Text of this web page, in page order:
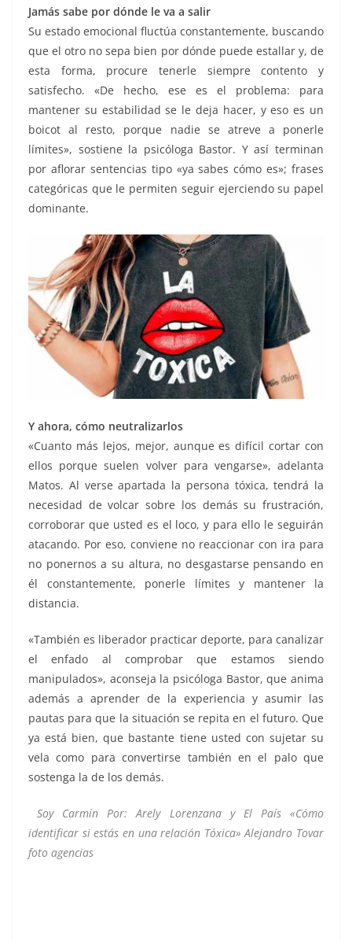
Jamás sabe por dónde le va a salir
Su estado emocional fluctúa constantemente, buscando
que el otro no sepa bien por dónde puede estallar y, de
esta forma, procure tenerle siempre contento y
satisfecho. «De hecho, ese es el problema: para
mantener su estabilidad se le deja hacer, y eso es un
boicot al resto, porque nadie se atreve a ponerle
límites», sostiene la psicóloga Bastor. Y así terminan
por aflorar sentencias tipo «ya sabes cómo es»; frases
categóricas que le permiten seguir ejerciendo su papel
dominante.
Y ahora, cómo neutralizarlos
«Cuanto más lejos, mejor, aunque es difícil cortar con
ellos porque suelen volver para vengarse», adelanta
Matos. Al verse apartada la persona tóxica, tendrá la
necesidad de volcar sobre los demás su frustración,
corroborar que usted es el loco, y para ello le seguirán
atacando. Por eso, conviene no reaccionar con ira para
no ponernos a su altura, no desgastarse pensando en
él constantemente, ponerle límites y mantener la
distancia.
«También es liberador practicar deporte, para canalizar
el enfado al comprobar que estamos siendo
manipulados», aconseja la psicóloga Bastor, que anima
además a aprender de la experiencia y asumir las
pautas para que la situación se repita en el futuro. Que
ya está bien, que bastante tiene usted con sujetar su
vela como para convertirse también en el palo que
sostenga la de los demás.
Soy Carmín Por: Arely Lorenzana y El País «Cómo
identificar si estás en una relación Tóxica» Alejandro Tovar
foto agencias